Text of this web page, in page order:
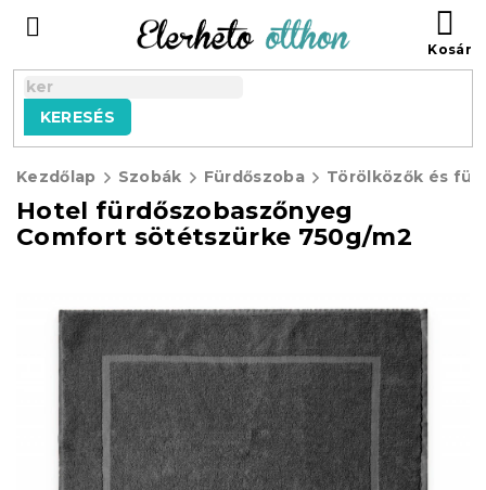
tartalomhoz
KERESÉS
Kezdőlap Szobák Fürdőszoba Törölközők és
Hotel fürdőszobaszőnyeg
Comfort sötétszürke 750g/m2